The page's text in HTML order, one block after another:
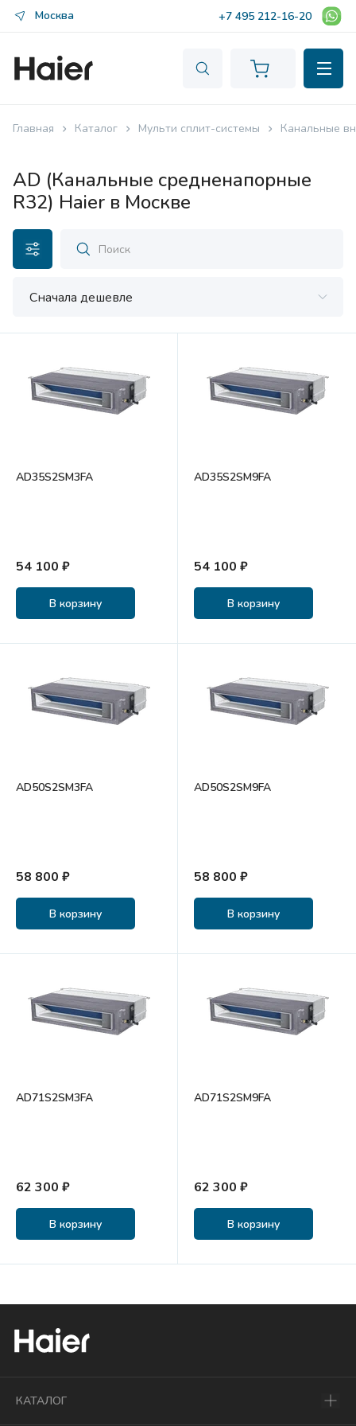
Москва +7 495 212-16-20
Главная Каталог Мульти сплит-системы Канальные
AD (Канальные средненапорные
R32) Haier в Москве
Сначала дешевле
AD35S2SM3FA
54 100 ₽
В корзину
AD35S2SM9FA
54 100 ₽
В корзину
AD50S2SM3FA
58 800 ₽
В корзину
AD50S2SM9FA
58 800 ₽
В корзину
AD71S2SM3FA
62 300 ₽
В корзину
AD71S2SM9FA
62 300 ₽
В корзину
КАТАЛОГ